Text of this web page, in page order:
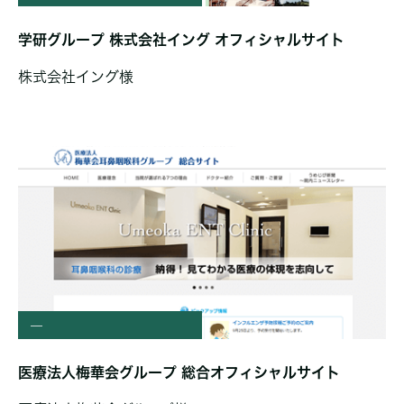
学研グループ 株式会社イング オフィシャルサイト
株式会社イング様
—
医療法人梅華会グループ 総合オフィシャルサイト